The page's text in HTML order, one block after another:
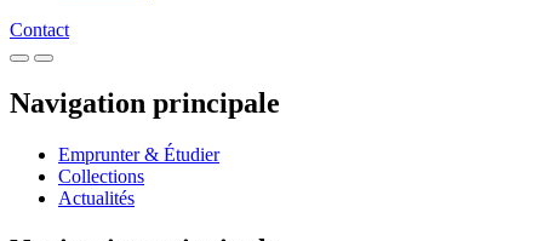
Contact
Navigation principale
Emprunter & Étudier
Collections
Actualités